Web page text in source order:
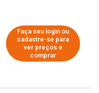
Faça seu login ou
cadastre-se para
ver preços e
comprar